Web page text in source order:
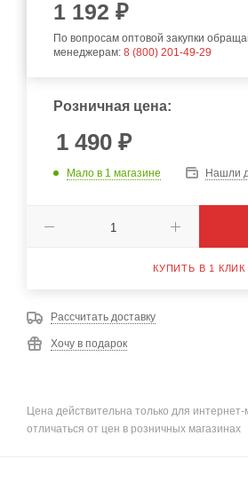
1 192 ₽
По вопросам оптовой закупки
менеджерам: 8 (800) 201-49-29
Розничная цена:
1 490 ₽
Мало в 1 магазине Нашли
КУПИТЬ В 1 КЛИК
Рассчитать доставку
Хочу в подарок
Цена действительна только для
отличаться от цен в розничных магазинах